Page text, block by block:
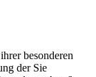
besonderen
der Sie